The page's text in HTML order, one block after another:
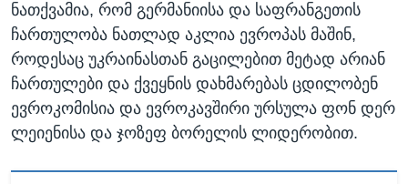
ნათქვამია, რომ გერმანიისა და საფრანგეთის
ჩართულობა ნათლად აკლია ევროპას მაშინ,
როდესაც უკრაინასთან გაცილებით მეტად არიან
ჩართულები და ქვეყნის დახმარებას ცდილობენ
ევროკომისია და ევროკავშირი ურსულა ფონ დერ
ლეიენისა და ჯოზეფ ბორელის ლიდერობით.